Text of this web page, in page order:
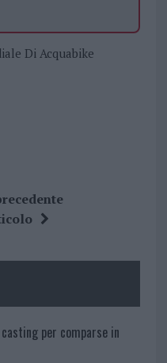
Di Acquabike
per comparse in